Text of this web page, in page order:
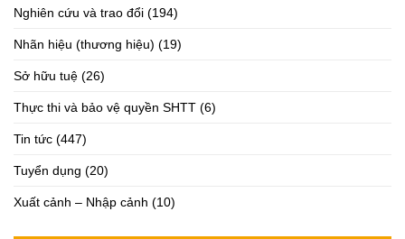
Nghiên cứu và trao đổi (194)
Nhãn hiệu (thương hiệu) (19)
Sở hữu tuệ (26)
Thực thi và bảo vệ quyền SHTT (6)
Tin tức (447)
Tuyển dụng (20)
Xuất cảnh – Nhập cảnh (10)